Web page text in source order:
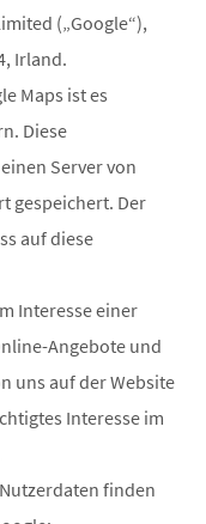
(„Google“),
Irland.
Maps ist es
Diese
Server von
gespeichert. Der
auf diese
Interesse einer
Angebote und
uns auf der Website
Interesse im
finden